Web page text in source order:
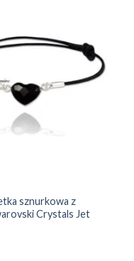
❤️
sznurkowa z
Crystals Jet